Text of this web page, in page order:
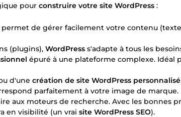
pour construire votre site WordPress :
permet de gérer facilement votre contenu
(plugins), WordPress s'adapte à tous les
épuré à une plateforme complexe. Idéal
d'une création de site WordPress personnalisé
parfaitement à votre image de marque.
aux moteurs de recherche. Avec les bonnes
en visibilité (un vrai site WordPress SEO).